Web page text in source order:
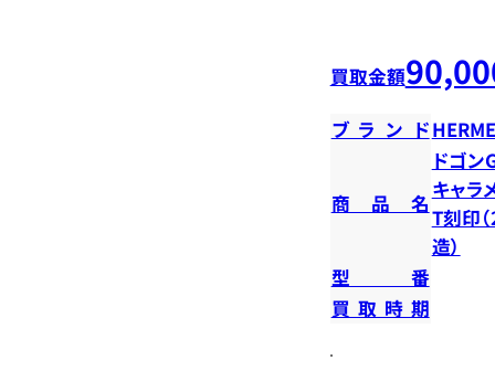
買取金額
ブランド
商品名
ドゴン
キャラ
T刻印
造）
型番
買取時期